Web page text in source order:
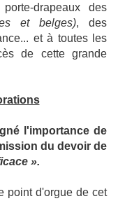
drapeaux des
et belges), des
et à toutes les
de cette grande
l'importance de
du devoir de
».
point d'orgue de cet